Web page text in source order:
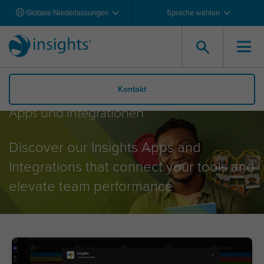
Globale Niederlassungen Sprache wählen
Kontakt
Apps und Integrationen
Discover our Insights Apps and
Integrations that connect your tools and
elevate team performance